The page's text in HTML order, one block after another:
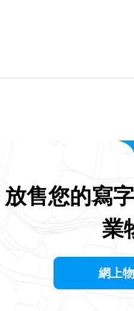
售您的寫
業
網上